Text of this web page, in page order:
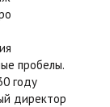
пробелы.
году
директор